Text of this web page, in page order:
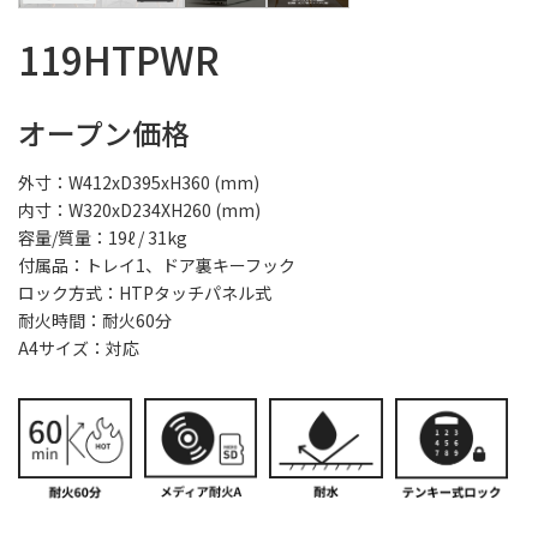
119HTPWR
オープン価格
外寸：W412xD395xH360 (mm)
内寸：W320xD234XH260 (mm)
容量/質量：19ℓ / 31kg
付属品：トレイ1、ドア裏キーフック
ロック方式：HTPタッチパネル式
耐火時間：耐火60分
A4サイズ：対応